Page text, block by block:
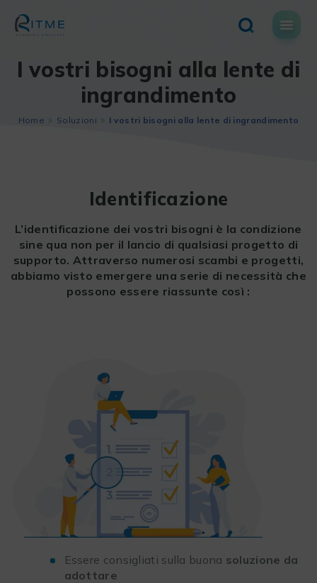
content
I vostri bisogni alla lente di
ingrandimento
Home Soluzioni I vostri bisogni alla lente di ingrandimento
Identificazione
L’identificazione dei vostri bisogni è la condizione
sine qua non per il lancio di qualsiasi progetto di
supporto. Attraverso numerosi scambi e progetti,
abbiamo visto emergere una serie di necessità che
possono essere riassunte così :
Essere consigliati sulla buona soluzione da
adottare